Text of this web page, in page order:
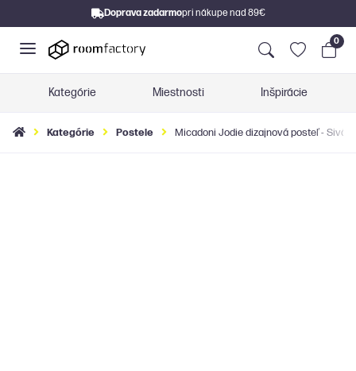
Doprava zadarmopri nákupe nad 89€
0
Kategórie Miestnosti Inšpirácie
Kategórie Postele Micadoni Jodie dizajnová posteľ - Sivá,